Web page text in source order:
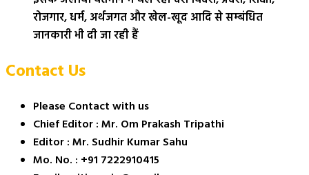
रोजगार, धर्म, अर्थजगत और खेल-खूद आदि से सम्बंधित
जानकारी भी दी जा रही हैं
Contact Us
Please Contact with us
Chief Editor : Mr. Om Prakash Tripathi
Editor : Mr. Sudhir Kumar Sahu
Mo. No. : +91 7222910415